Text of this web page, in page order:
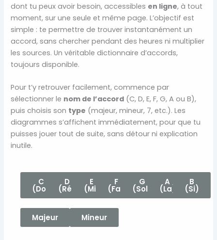
dont tu peux avoir besoin, accessibles en ligne, à tout
moment, sur une seule et même page. L’objectif est
simple : te permettre de trouver instantanément un
accord, sans chercher pendant des heures ni multiplier
les sources. Un véritable dictionnaire d’accords,
toujours disponible.
Pour t’y retrouver facilement, commence par
sélectionner le nom de l’accord (C, D, E, F, G, A ou B),
puis choisis son type (majeur, mineur, 7, etc.). Les
diagrammes s’affichent immédiatement, pour que tu
puisses jouer tout de suite, sans détour ni explication
inutile.
C
(Do)
D
(Ré)
E
(Mi)
F
(Fa)
G
(Sol)
A
(La)
B
(Si)
Majeur Mineur